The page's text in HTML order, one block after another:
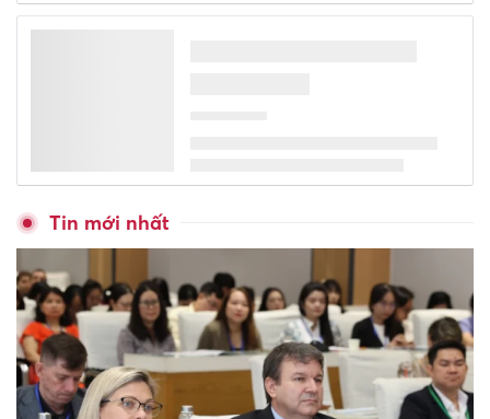
XSMT 1/8 - Kết quả xổ số miền
Phú Thọ tập huấn ứng dụng
AI, xây dựng nội dung số cho
cán bộ cấp xã